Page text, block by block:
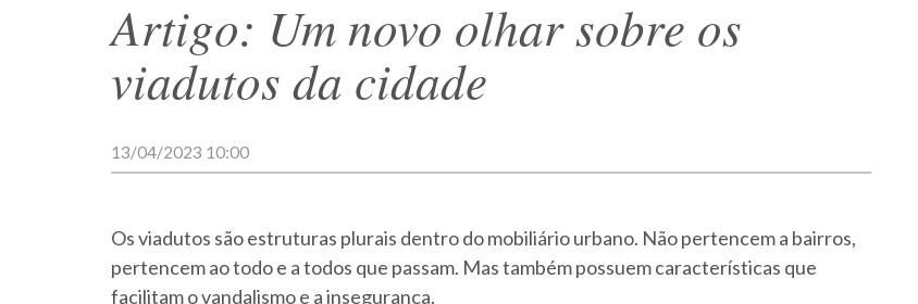
Artigo: Um novo olhar sobre os
viadutos da cidade
13/04/2023 10:00
Os viadutos são estruturas plurais dentro do mobiliário urbano. Não pertencem a bairros,
pertencem ao todo e a todos que passam. Mas também possuem características que
facilitam o vandalismo e a insegurança.